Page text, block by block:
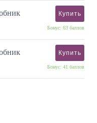
Купить
Бонус: 63 баллов
Купить
Бонус: 41 баллов